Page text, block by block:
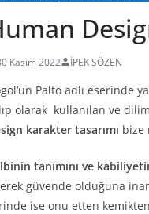
Kasım 2022 İPEK SÖZEN
Palto adlı eserinde
olarak kullanılan ve
karakter tasarımı bize
tanımını ve
güvende olduğuna
ise onu etten